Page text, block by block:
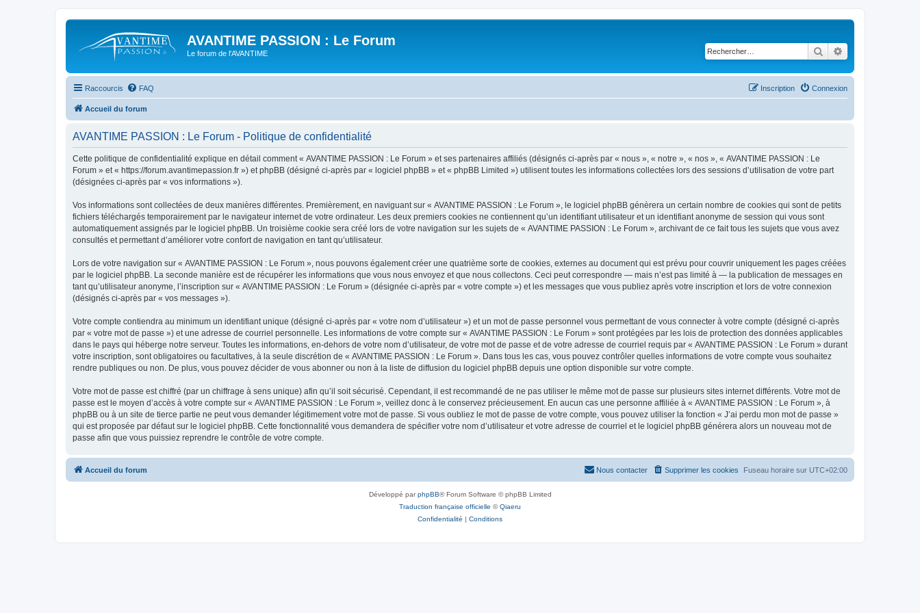
AVANTIME PASSION : Le Forum
Le forum de l'AVANTIME Rechercher
Raccourcis FAQ Connexion
Inscription
Accueil du forum
AVANTIME PASSION : Le Forum - Politique de confidentialité
Cette politique de confidentialité explique en détail comment « AVANTIME PASSION : Le Forum » et ses partenaires affiliés (désignés ci-après par « nous », « notre », « nos », « AVANTIME PASSION : Le
Forum » et « https://forum.avantimepassion.fr ») et phpBB (désigné ci-après par « logiciel phpBB » et « phpBB Limited ») utilisent toutes les informations collectées lors des sessions d’utilisation de votre part
(désignées ci-après par « vos informations »).
Vos informations sont collectées de deux manières différentes. Premièrement, en naviguant sur « AVANTIME PASSION : Le Forum », le logiciel phpBB génèrera un certain nombre de cookies qui sont de petits
fichiers téléchargés temporairement par le navigateur internet de votre ordinateur. Les deux premiers cookies ne contiennent qu’un identifiant utilisateur et un identifiant anonyme de session qui vous sont
automatiquement assignés par le logiciel phpBB. Un troisième cookie sera créé lors de votre navigation sur les sujets de « AVANTIME PASSION : Le Forum », archivant de ce fait tous les sujets que vous avez
consultés et permettant d’améliorer votre confort de navigation en tant qu’utilisateur.
Lors de votre navigation sur « AVANTIME PASSION : Le Forum », nous pouvons également créer une quatrième sorte de cookies, externes au document qui est prévu pour couvrir uniquement les pages créées
par le logiciel phpBB. La seconde manière est de récupérer les informations que vous nous envoyez et que nous collectons. Ceci peut correspondre — mais n’est pas limité à — la publication de messages en
tant qu’utilisateur anonyme, l’inscription sur « AVANTIME PASSION : Le Forum » (désignée ci-après par « votre compte ») et les messages que vous publiez après votre inscription et lors de votre connexion
(désignés ci-après par « vos messages »).
Votre compte contiendra au minimum un identifiant unique (désigné ci-après par « votre nom d’utilisateur ») et un mot de passe personnel vous permettant de vous connecter à votre compte (désigné ci-après
par « votre mot de passe ») et une adresse de courriel personnelle. Les informations de votre compte sur « AVANTIME PASSION : Le Forum » sont protégées par les lois de protection des données applicables
dans le pays qui héberge notre serveur. Toutes les informations, en-dehors de votre nom d’utilisateur, de votre mot de passe et de votre adresse de courriel requis par « AVANTIME PASSION : Le Forum » durant
votre inscription, sont obligatoires ou facultatives, à la seule discrétion de « AVANTIME PASSION : Le Forum ». Dans tous les cas, vous pouvez contrôler quelles informations de votre compte vous souhaitez
rendre publiques ou non. De plus, vous pouvez décider de vous abonner ou non à la liste de diffusion du logiciel phpBB depuis une option disponible sur votre compte.
Votre mot de passe est chiffré (par un chiffrage à sens unique) afin qu’il soit sécurisé. Cependant, il est recommandé de ne pas utiliser le même mot de passe sur plusieurs sites internet différents. Votre mot de
passe est le moyen d’accès à votre compte sur « AVANTIME PASSION : Le Forum », veillez donc à le conservez précieusement. En aucun cas une personne affiliée à « AVANTIME PASSION : Le Forum », à
phpBB ou à un site de tierce partie ne peut vous demander légitimement votre mot de passe. Si vous oubliez le mot de passe de votre compte, vous pouvez utiliser la fonction « J’ai perdu mon mot de passe »
qui est proposée par défaut sur le logiciel phpBB. Cette fonctionnalité vous demandera de spécifier votre nom d’utilisateur et votre adresse de courriel et le logiciel phpBB générera alors un nouveau mot de
passe afin que vous puissiez reprendre le contrôle de votre compte.
Accueil du forum Fuseau horaire sur UTC+02:00
Supprimer les cookies
Nous contacter
Développé parphpBB® Forum Software © phpBB Limited
Traduction française officielle ©Qiaeru
Confidentialité | Conditions